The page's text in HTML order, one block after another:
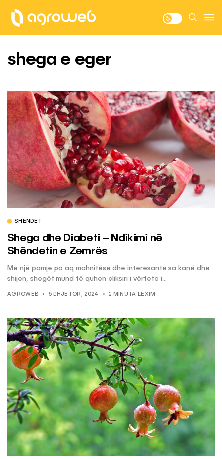
shega e eger
SHËNDET
Shega dhe Diabeti – Ndikimi në
Shëndetin e Zemrës
Me një pamje po aq mahnitëse dhe interesante sa kanë dhe
shijen, shegët mund të quhen eliksiri i vërtetë i...
AGROWEB 5 DHJETOR, 2024 2 MINUTA LEXIM